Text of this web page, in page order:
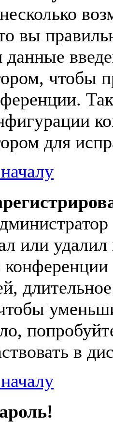
вы
данные
чтобы
для
или
в